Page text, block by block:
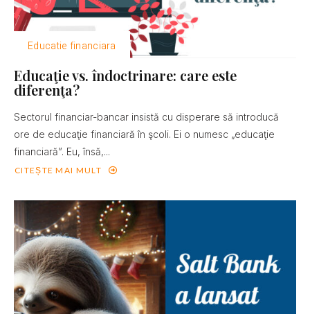
Educatie financiara
Educaţie vs. îndoctrinare: care este
diferenţa?
Sectorul financiar-bancar insistă cu disperare să introducă
ore de educaţie financiară în şcoli. Ei o numesc „educaţie
financiară”. Eu, însă,...
CITEȘTE MAI MULT